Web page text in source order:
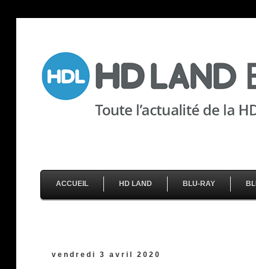
ACCUEIL HD LAND BLU-RAY
vendredi 3 avril 2020